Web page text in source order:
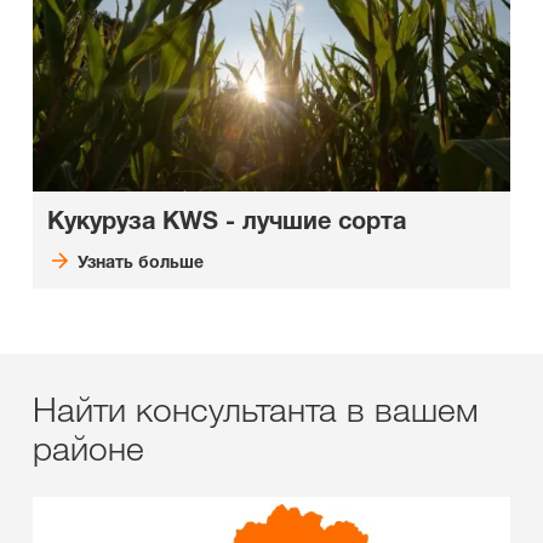
Кукуруза KWS - лучшие сорта
Узнать больше
Найти консультанта в вашем
районе